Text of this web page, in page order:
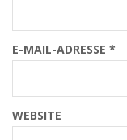
E-MAIL-ADRESSE *
WEBSITE